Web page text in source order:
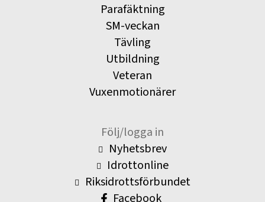
Parafäktning
SM-veckan
Tävling
Utbildning
Veteran
Vuxenmotionärer
Följ/logga in
Nyhetsbrev
Idrottonline
Riksidrottsförbundet
Facebook